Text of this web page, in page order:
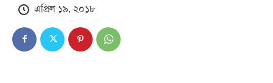
এপ্রিল ১৯, ২০১৮